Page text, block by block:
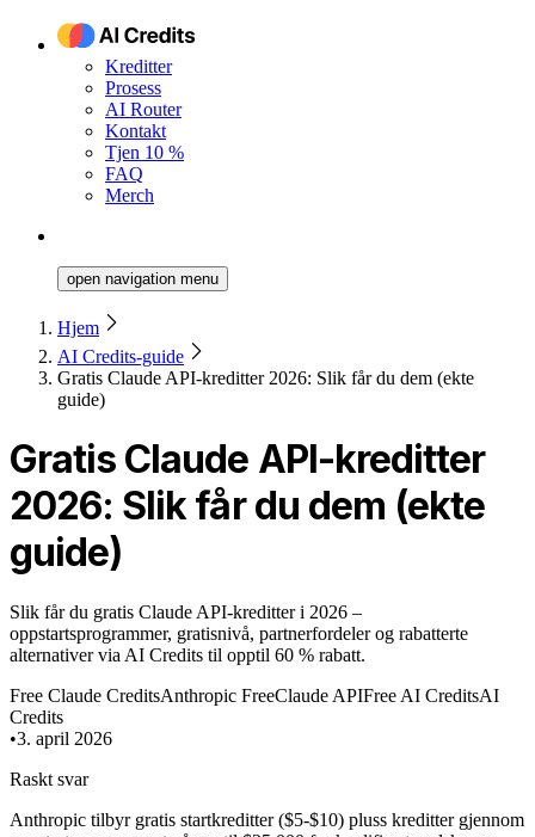
Kreditter
Prosess
AI Router
Kontakt
Tjen 10 %
FAQ
Merch
open navigation menu
Hjem
AI Credits-guide
Gratis Claude API-kreditter 2026: Slik får du dem (ekte
guide)
Gratis Claude API-kreditter
2026: Slik får du dem (ekte
guide)
Slik får du gratis Claude API-kreditter i 2026 –
oppstartsprogrammer, gratisnivå, partnerfordeler og rabatterte
alternativer via AI Credits til opptil 60 % rabatt.
Free Claude CreditsAnthropic FreeClaude APIFree AI CreditsAI
Credits
•3. april 2026
Raskt svar
Anthropic tilbyr gratis startkreditter ($5-$10) pluss kreditter gjennom